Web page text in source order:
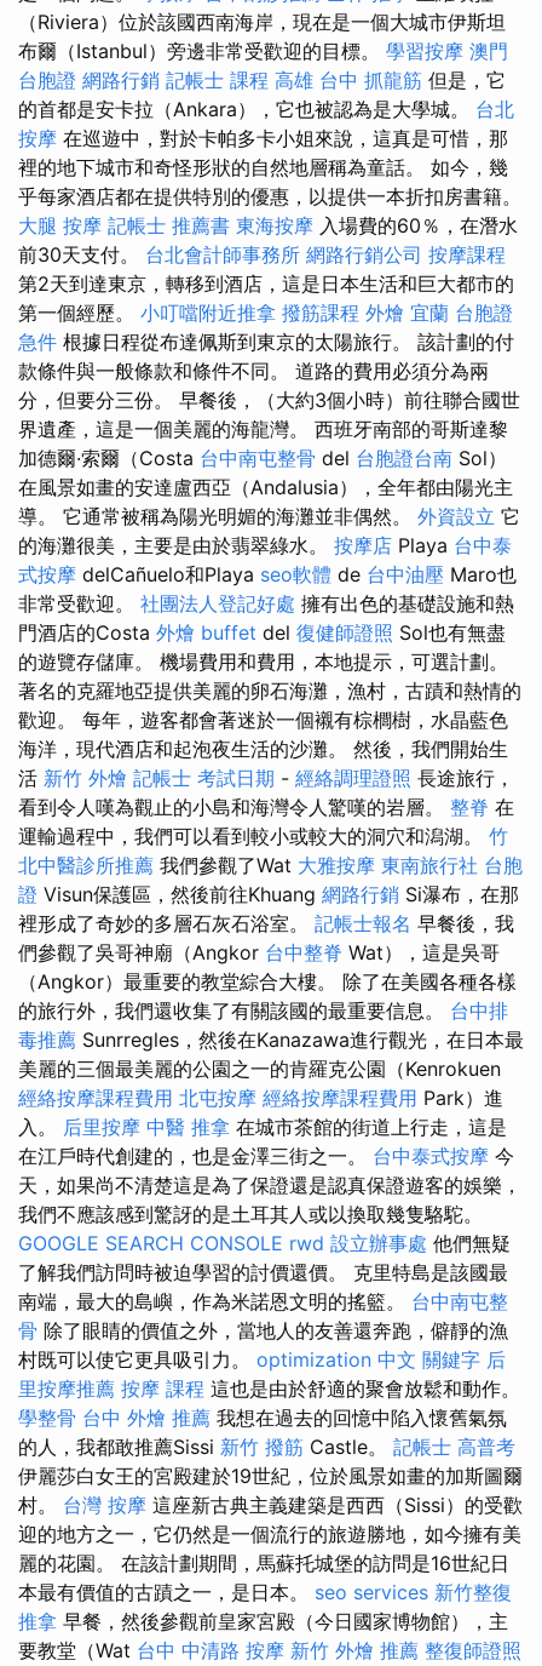
（Riviera）位於該國西南海岸，現在是一個大城市伊斯坦
布爾（Istanbul）旁邊非常受歡迎的目標。 學習按摩 澳門
台胞證 網路行銷 記帳士 課程 高雄 台中 抓龍筋 但是，它
的首都是安卡拉（Ankara），它也被認為是大學城。 台北
按摩 在巡遊中，對於卡帕多卡小姐來說，這真是可惜，那
裡的地下城市和奇怪形狀的自然地層稱為童話。 如今，幾
乎每家酒店都在提供特別的優惠，以提供一本折扣房書籍。
大腿 按摩 記帳士 推薦書 東海按摩 入場費的60％，在潛水
前30天支付。 台北會計師事務所 網路行銷公司 按摩課程
第2天到達東京，轉移到酒店，這是日本生活和巨大都市的
第一個經歷。 小叮噹附近推拿 撥筋課程 外燴 宜蘭 台胞證
急件 根據日程從布達佩斯到東京的太陽旅行。 該計劃的付
款條件與一般條款和條件不同。 道路的費用必須分為兩
分，但要分三份。 早餐後，（大約3個小時）前往聯合國世
界遺產，這是一個美麗的海龍灣。 西班牙南部的哥斯達黎
加德爾·索爾（Costa 台中南屯整骨 del 台胞證台南 Sol）
在風景如畫的安達盧西亞（Andalusia），全年都由陽光主
導。 它通常被稱為陽光明媚的海灘並非偶然。 外資設立 它
的海灘很美，主要是由於翡翠綠水。 按摩店 Playa 台中泰
式按摩 delCañuelo和Playa seo軟體 de 台中油壓 Maro也
非常受歡迎。 社團法人登記好處 擁有出色的基礎設施和熱
門酒店的Costa 外燴 buffet del 復健師證照 Sol也有無盡
的遊覽存儲庫。 機場費用和費用，本地提示，可選計劃。
著名的克羅地亞提供美麗的卵石海灘，漁村，古蹟和熱情的
歡迎。 每年，遊客都會著迷於一個襯有棕櫚樹，水晶藍色
海洋，現代酒店和起泡夜生活的沙灘。 然後，我們開始生
活 新竹 外燴 記帳士 考試日期 - 經絡調理證照 長途旅行，
看到令人嘆為觀止的小島和海灣令人驚嘆的岩層。 整脊 在
運輸過程中，我們可以看到較小或較大的洞穴和潟湖。 竹
北中醫診所推薦 我們參觀了Wat 大雅按摩 東南旅行社 台胞
證 Visun保護區，然後前往Khuang 網路行銷 Si瀑布，在那
裡形成了奇妙的多層石灰石浴室。 記帳士報名 早餐後，我
們參觀了吳哥神廟（Angkor 台中整脊 Wat），這是吳哥
（Angkor）最重要的教堂綜合大樓。 除了在美國各種各樣
的旅行外，我們還收集了有關該國的最重要信息。 台中排
毒推薦 Sunrregles，然後在Kanazawa進行觀光，在日本最
美麗的三個最美麗的公園之一的肯羅克公園（Kenrokuen
經絡按摩課程費用 北屯按摩 經絡按摩課程費用 Park）進
入。 后里按摩 中醫 推拿 在城市茶館的街道上行走，這是
在江戶時代創建的，也是金澤三街之一。 台中泰式按摩 今
天，如果尚不清楚這是為了保證還是認真保證遊客的娛樂，
我們不應該感到驚訝的是土耳其人或以換取幾隻駱駝。
GOOGLE SEARCH CONSOLE rwd 設立辦事處 他們無疑
了解我們訪問時被迫學習的討價還價。 克里特島是該國最
南端，最大的島嶼，作為米諾恩文明的搖籃。 台中南屯整
骨 除了眼睛的價值之外，當地人的友善還奔跑，僻靜的漁
村既可以使它更具吸引力。 optimization 中文 關鍵字 后
里按摩推薦 按摩 課程 這也是由於舒適的聚會放鬆和動作。
學整骨 台中 外燴 推薦 我想在過去的回憶中陷入懷舊氣氛
的人，我都敢推薦Sissi 新竹 撥筋 Castle。 記帳士 高普考
伊麗莎白女王的宮殿建於19世紀，位於風景如畫的加斯圖爾
村。 台灣 按摩 這座新古典主義建築是西西（Sissi）的受歡
迎的地方之一，它仍然是一個流行的旅遊勝地，如今擁有美
麗的花園。 在該計劃期間，馬蘇托城堡的訪問是16世紀日
本最有價值的古蹟之一，是日本。 seo services 新竹整復
推拿 早餐，然後參觀前皇家宮殿（今日國家博物館），主
要教堂（Wat 台中 中清路 按摩 新竹 外燴 推薦 整復師證照